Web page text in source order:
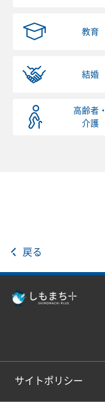
教育
結婚
高齢者・
介護
戻る
サイトポリシー